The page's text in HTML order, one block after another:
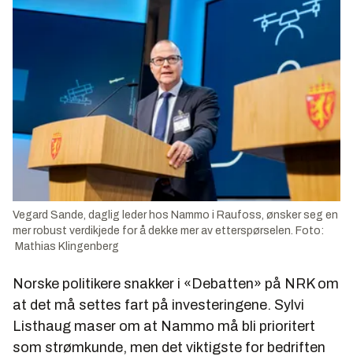
Vegard Sande, daglig leder hos Nammo i Raufoss, ønsker seg en
mer robust verdikjede for å dekke mer av etterspørselen. Foto:
Mathias Klingenberg
Norske politikere snakker i «Debatten» på NRK om
at det må settes fart på investeringene. Sylvi
Listhaug maser om at Nammo må bli prioritert
som strømkunde, men det viktigste for bedriften